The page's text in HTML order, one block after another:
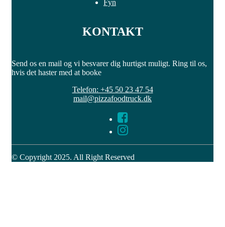
Fyn
KONTAKT
Send os en mail og vi besvarer dig hurtigst muligt. Ring til os,
hvis det haster med at booke
Telefon: +45 50 23 47 54
mail@pizzafoodtruck.dk
© Copyright 2025. All Right Reserved